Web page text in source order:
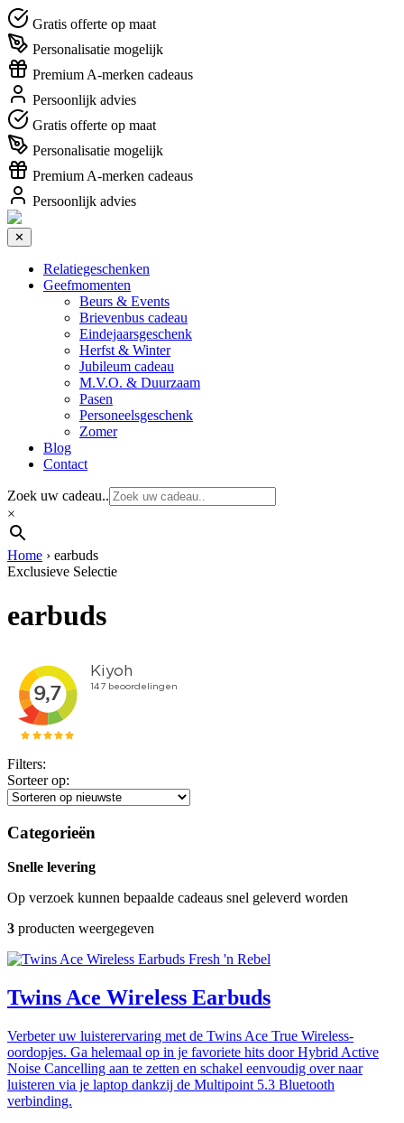
Gratis offerte op maat
Personalisatie mogelijk
Premium A-merken cadeaus
Persoonlijk advies
Gratis offerte op maat
Personalisatie mogelijk
Premium A-merken cadeaus
Persoonlijk advies
✕
Relatiegeschenken
Geefmomenten
Beurs & Events
Brievenbus cadeau
Eindejaarsgeschenk
Herfst & Winter
Jubileum cadeau
M.V.O. & Duurzaam
Pasen
Personeelsgeschenk
Zomer
Blog
Contact
Zoek uw cadeau..
×
Home › earbuds
Exclusieve Selectie
earbuds
Filters:
Sorteer op:
Categorieën
Snelle levering
Op verzoek kunnen bepaalde cadeaus snel geleverd worden
3 producten weergegeven
Fresh 'n Rebel
Twins Ace Wireless Earbuds
Verbeter uw luisterervaring met de Twins Ace True Wireless-
oordopjes. Ga helemaal op in je favoriete hits door Hybrid Active
Noise Cancelling aan te zetten en schakel eenvoudig over naar
luisteren via je laptop dankzij de Multipoint 5.3 Bluetooth
verbinding.